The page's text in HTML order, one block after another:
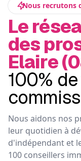
Nous recrutons
Le
des
Elaire
100%
Nous aidons nos
leur quotidien à
d'indépendant et
100 conseillers